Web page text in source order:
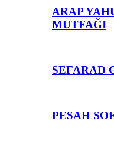
ARAP
MUTFAĞI
SEFARAD
PESAH